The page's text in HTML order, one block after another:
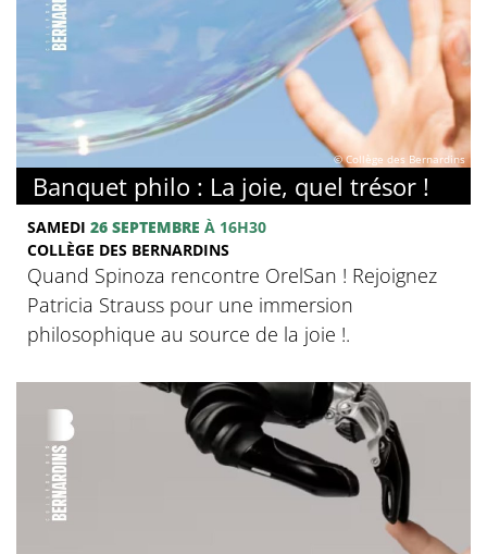
© Collège des Bernardins
Banquet philo : La joie, quel trésor !
SAMEDI 26 SEPTEMBRE À 16H30
COLLÈGE DES BERNARDINS
Quand Spinoza rencontre OrelSan ! Rejoignez
Patricia Strauss pour une immersion
philosophique au source de la joie !.